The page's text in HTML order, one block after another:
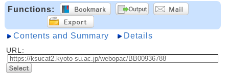
Functions:
Contents and Summary Details
URL: